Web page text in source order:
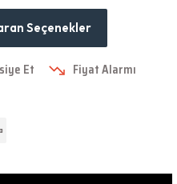
Seçenekler
Et
Fiyat Alarmı